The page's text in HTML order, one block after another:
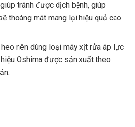
tránh được dịch bệnh, giúp
thoáng mát mang lại hiệu quả cao
nên dùng loại máy xịt rửa áp lực
Oshima được sản xuất theo